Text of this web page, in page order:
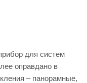
для систем
оправдано в
– панорамные,